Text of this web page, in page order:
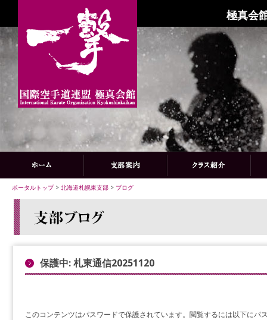
極真会
ポータルトップ> 北海道札幌東支部 > ブログ
保護中: 札東通信20251120
このコンテンツはパスワードで保護されています。閲覧するには以下にパ